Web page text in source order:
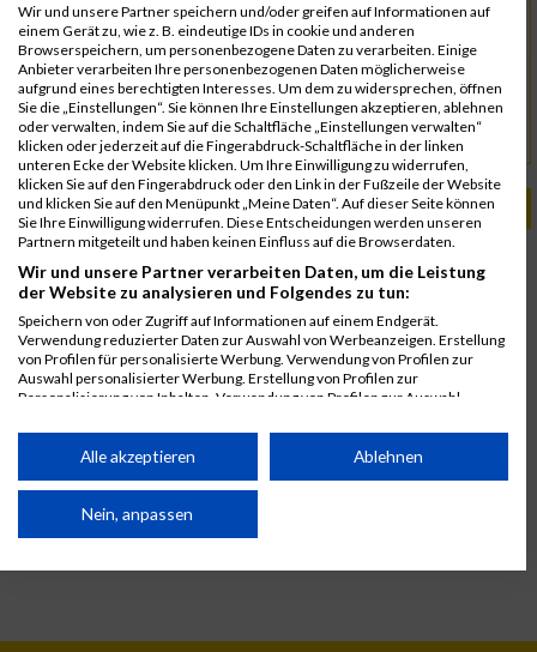
Trail Run
Kontakt
Tourismusverein Prad am Stilfserjoch
info@stelviomarathon.it
URL www.stelviomarathon.it
PASSENDE VERANSTALTUNGEN
Stelvio Trail Run
Wir und unsere Partner speichern und/oder greifen auf Informationen auf
einem Gerät zu, wie z. B. eindeutige IDs in cookie und anderen
Browserspeichern, um personenbezogene Daten zu verarbeiten. Einige
Anbieter verarbeiten Ihre personenbezogenen Daten möglicherweise
aufgrund eines berechtigten Interesses. Um dem zu widersprechen, öffnen
Sie die „Einstellungen“. Sie können Ihre Einstellungen akzeptieren, ablehnen
oder verwalten, indem Sie auf die Schaltfläche „Einstellungen verwalten“
klicken oder jederzeit auf die Fingerabdruck-Schaltfläche in der linken
unteren Ecke der Website klicken. Um Ihre Einwilligung zu widerrufen,
klicken Sie auf den Fingerabdruck oder den Link in der Fußzeile der Website
und klicken Sie auf den Menüpunkt „Meine Daten“. Auf dieser Seite können
Sie Ihre Einwilligung widerrufen. Diese Entscheidungen werden unseren
Partnern mitgeteilt und haben keinen Einfluss auf die Browserdaten.
Wir und unsere Partner verarbeiten Daten, um die Leistung
der Website zu analysieren und Folgendes zu tun:
Speichern von oder Zugriff auf Informationen auf einem Endgerät.
Verwendung reduzierter Daten zur Auswahl von Werbeanzeigen. Erstellung
von Profilen für personalisierte Werbung. Verwendung von Profilen zur
Auswahl personalisierter Werbung. Erstellung von Profilen zur
Personalisierung von Inhalten. Verwendung von Profilen zur Auswahl
Performance von Inhalten. Analyse von Zielgruppen durch Statistiken oder
Kombinationen von Daten aus verschiedenen Quellen. Entwicklung und
von Inhalten.
Daten können außerhalb der Europäischen Union weitergegeben und in die
Website/App.
Alle akzeptieren Ablehnen
Nein, anpassen